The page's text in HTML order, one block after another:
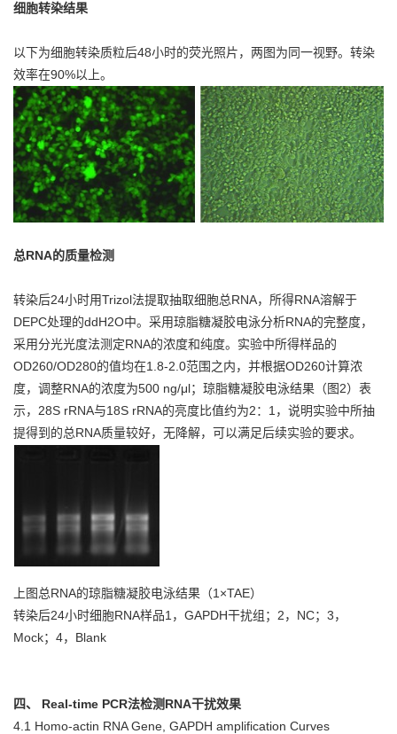
细胞转染结果
以下为细胞转染质粒后48小时的荧光照片，两图为同一视野。转染
效率在90%以上。
总RNA的质量检测
转染后24小时用Trizol法提取抽取细胞总RNA，所得RNA溶解于
DEPC处理的ddH2O中。采用琼脂糖凝胶电泳分析RNA的完整度，
采用分光光度法测定RNA的浓度和纯度。实验中所得样品的
OD260/OD280的值均在1.8-2.0范围之内，并根据OD260计算浓
度，调整RNA的浓度为500 ng/μl；琼脂糖凝胶电泳结果（图2）表
示，28S rRNA与18S rRNA的亮度比值约为2：1，说明实验中所抽
提得到的总RNA质量较好，无降解，可以满足后续实验的要求。
上图总RNA的琼脂糖凝胶电泳结果（1×TAE）
转染后24小时细胞RNA样品1，GAPDH干扰组；2，NC；3，
Mock；4，Blank
四、 Real-time PCR法检测RNA干扰效果
4.1 Homo-actin RNA Gene, GAPDH amplification Curves